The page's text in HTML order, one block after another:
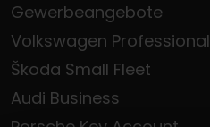
Gewerbeangebote
Volkswagen
Škoda Small Fleet
Audi Business